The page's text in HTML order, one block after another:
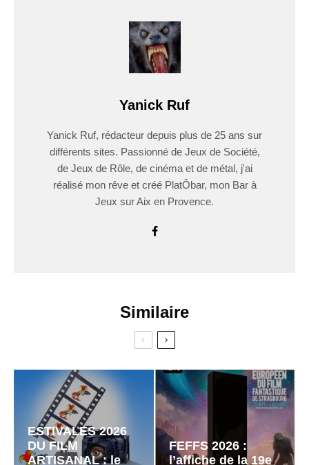
Yanick Ruf
Yanick Ruf, rédacteur depuis plus de 25 ans sur
différents sites. Passionné de Jeux de Société,
de Jeux de Rôle, de cinéma et de métal, j'ai
réalisé mon rêve et créé PlatÔbar, mon Bar à
Jeux sur Aix en Provence.
Similaire
ESTIVALES 2026
DU FILM
ARTISANAL : le
FEFFS 2026 :
l’affiche de la 19e